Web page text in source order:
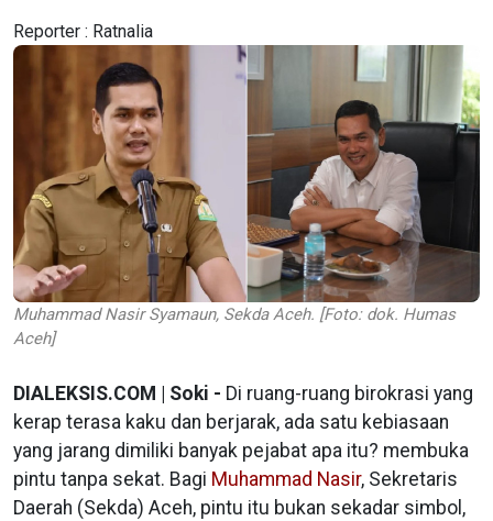
Reporter : Ratnalia
Muhammad Nasir Syamaun, Sekda Aceh. [Foto: dok. Humas
Aceh]
DIALEKSIS.COM | Soki - Di ruang-ruang birokrasi yang
kerap terasa kaku dan berjarak, ada satu kebiasaan
yang jarang dimiliki banyak pejabat apa itu? membuka
pintu tanpa sekat. Bagi Muhammad Nasir, Sekretaris
Daerah (Sekda) Aceh, pintu itu bukan sekadar simbol,